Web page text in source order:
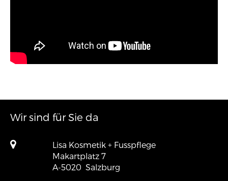
Wir sind für Sie da
Lisa Kosmetik + Fusspflege
Makartplatz 7
A-5020 Salzburg